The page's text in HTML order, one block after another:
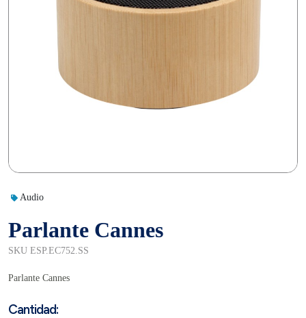
Audio
Parlante Cannes
SKU ESP.EC752.SS
Parlante Cannes
Cantidad: